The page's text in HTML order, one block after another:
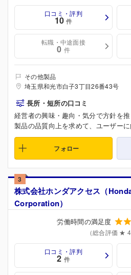
口コミ・評判
10 件
転職・中途面接
0 件
その他製品
埼玉県和光市白子3丁目26番43号
長所・短所の口コミ
経営者の興味・趣向・気分で方針を
製品の品質向上を求めて、ユーザーに
フォロー
3
株式会社ホンダアクセス（
Corporation）
労働時間の満足度
（総合評価 ★
口コミ・評判
2 件